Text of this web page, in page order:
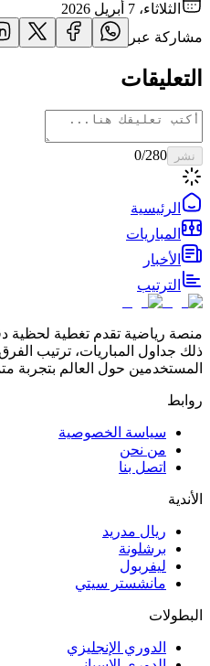
الثلاثاء، 7 أبريل 2026
مشاركة عبر
التعليقات
نشر 0/280
الرئيسية
المباريات
الأخبار
الترتيب
منصة رياضية تقدم تغطية لحظية
ذلك جداول المباريات، ترتيب
المستخدمين حول العالم بتجربة
روابط
سياسة الخصوصية
من نحن
اتصل بنا
الأندية
ريال مدريد
برشلونة
ليفربول
مانشستر سيتي
البطولات
الدوري الإنجليزي